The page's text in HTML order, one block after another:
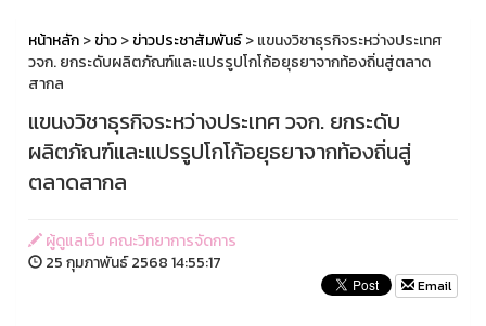
หน้าหลัก>ข่าว>ข่าวประชาสัมพันธ์> แขนงวิชาธุรกิจระหว่างประเทศ
วจก. ยกระดับผลิตภัณฑ์และแปรรูปโกโก้อยุธยาจากท้องถิ่นสู่ตลาด
สากล
แขนงวิชาธุรกิจระหว่างประเทศ วจก. ยกระดับ
ผลิตภัณฑ์และแปรรูปโกโก้อยุธยาจากท้องถิ่นสู่
ตลาดสากล
ผู้ดูแลเว็บ คณะวิทยาการจัดการ
25 กุมภาพันธ์ 2568 14:55:17
Email